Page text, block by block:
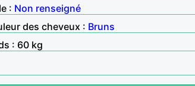
: Non renseigné
des cheveux : Bruns
: 60 kg